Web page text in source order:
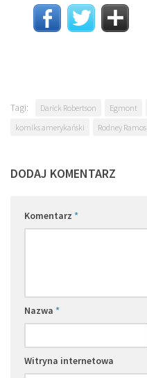
Tagi: Darick Robertson Egmont
komiks amerykański
Rodney Ramos
DODAJ KOMENTARZ
Komentarz *
Nazwa *
Witryna internetowa